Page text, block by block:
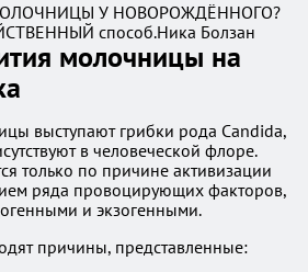
У НОВОРОЖДЁННОГО?
способ.Ника Болзан
молочницы на
выступают грибки рода Candida,
в человеческой флоре.
только по причине активизации
ряда провоцирующих факторов,
и экзогенными.
причины, представленные: